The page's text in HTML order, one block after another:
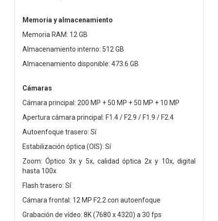
Memoria y almacenamiento
Memoria RAM: 12 GB
Almacenamiento interno: 512 GB
Almacenamiento disponible: 473.6 GB
Cámaras
Cámara principal: 200 MP + 50 MP + 50 MP + 10 MP
Apertura cámara principal: F1.4 / F2.9 / F1.9 / F2.4
Autoenfoque trasero: Sí
Estabilización óptica (OIS): Sí
Zoom: Óptico 3x y 5x, calidad óptica 2x y 10x, digital
hasta 100x
Flash trasero: Sí
Cámara frontal: 12 MP F2.2 con autoenfoque
Grabación de vídeo: 8K (7680 x 4320) a 30 fps